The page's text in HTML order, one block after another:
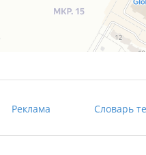
Реклама Словарь